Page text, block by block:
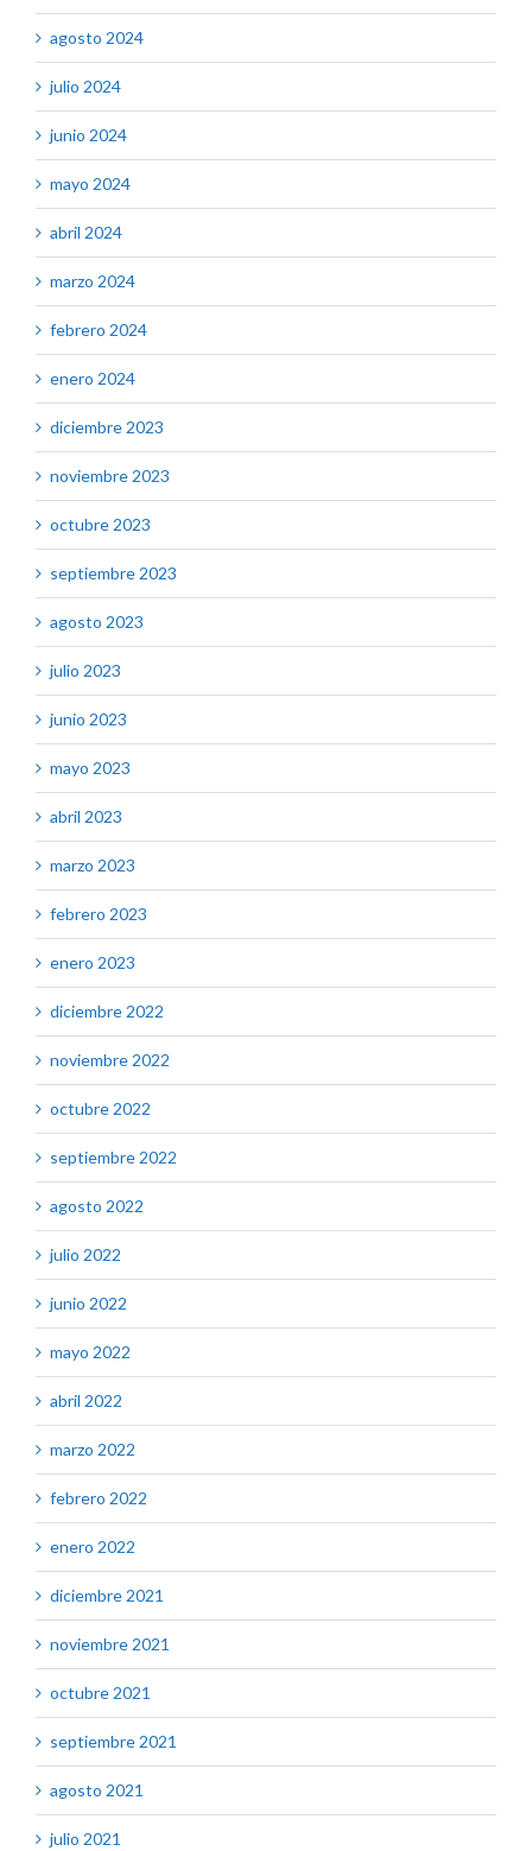
agosto 2024
julio 2024
junio 2024
mayo 2024
abril 2024
marzo 2024
febrero 2024
enero 2024
diciembre 2023
noviembre 2023
octubre 2023
septiembre 2023
agosto 2023
julio 2023
junio 2023
mayo 2023
abril 2023
marzo 2023
febrero 2023
enero 2023
diciembre 2022
noviembre 2022
octubre 2022
septiembre 2022
agosto 2022
julio 2022
junio 2022
mayo 2022
abril 2022
marzo 2022
febrero 2022
enero 2022
diciembre 2021
noviembre 2021
octubre 2021
septiembre 2021
agosto 2021
julio 2021